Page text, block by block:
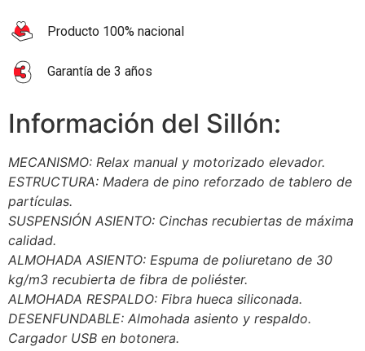
Producto 100% nacional
Garantía de 3 años
Información del Sillón:
MECANISMO: Relax manual y motorizado elevador.
ESTRUCTURA: Madera de pino reforzado de tablero de
partículas.
SUSPENSIÓN ASIENTO: Cinchas recubiertas de máxima
calidad.
ALMOHADA ASIENTO: Espuma de poliuretano de 30
kg/m3 recubierta de fibra de poliéster.
ALMOHADA RESPALDO: Fibra hueca siliconada.
DESENFUNDABLE: Almohada asiento y respaldo.
Cargador USB en botonera.